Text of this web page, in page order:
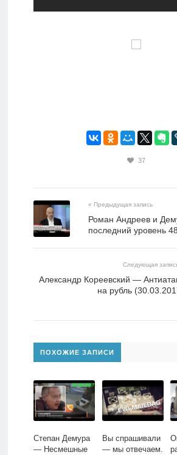
37
« Предыдущая запись
Роман Андреев и
последний уровень
Следующая
Александр Кореевский —
на рубль
ПОХОЖИЕ ЗАПИСИ
Степан Демура
— Несмешные
Вы спрашивали
— мы отвечаем.